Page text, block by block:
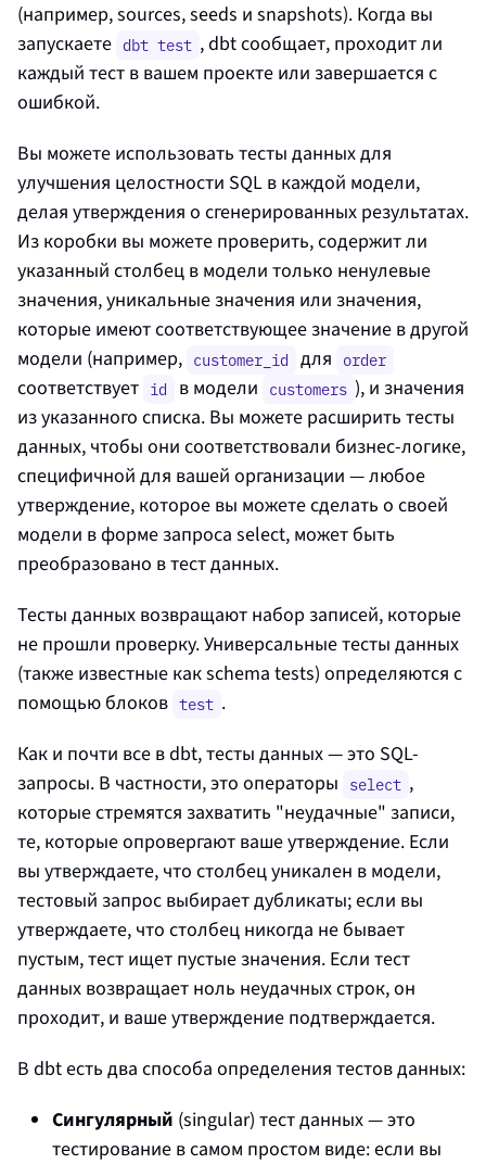
(например, sources, seeds и snapshots). Когда вы
запускаете dbt test , dbt сообщает, проходит ли
каждый тест в вашем проекте или завершается с
ошибкой.
Вы можете использовать тесты данных для
улучшения целостности SQL в каждой модели,
делая утверждения о сгенерированных результатах.
Из коробки вы можете проверить, содержит ли
указанный столбец в модели только ненулевые
значения, уникальные значения или значения,
которые имеют соответствующее значение в другой
модели (например, customer_id для order
соответствует id в модели customers ), и значения
из указанного списка. Вы можете расширить тесты
данных, чтобы они соответствовали бизнес-логике,
специфичной для вашей организации — любое
утверждение, которое вы можете сделать о своей
модели в форме запроса select, может быть
преобразовано в тест данных.
Тесты данных возвращают набор записей, которые
не прошли проверку. Универсальные тесты данных
(также известные как schema tests) определяются с
помощью блоков test .
Как и почти все в dbt, тесты данных — это SQL-
запросы. В частности, это операторы select ,
которые стремятся захватить "неудачные" записи,
те, которые опровергают ваше утверждение. Если
вы утверждаете, что столбец уникален в модели,
тестовый запрос выбирает дубликаты; если вы
утверждаете, что столбец никогда не бывает
пустым, тест ищет пустые значения. Если тест
данных возвращает ноль неудачных строк, он
проходит, и ваше утверждение подтверждается.
В dbt есть два способа определения тестов данных:
Сингулярный (singular) тест данных — это
тестирование в самом простом виде: если вы